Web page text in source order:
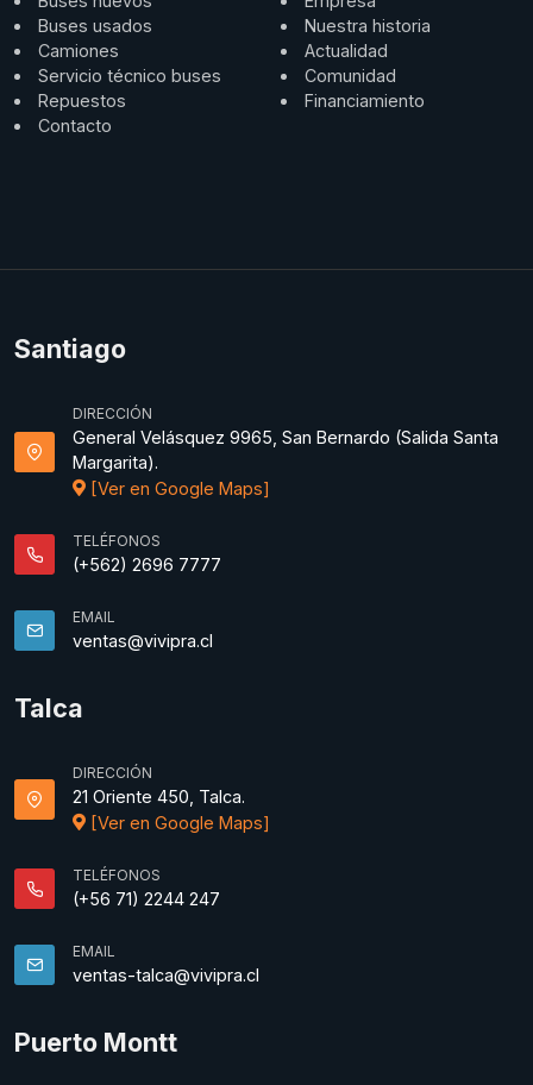
Buses usados
Camiones
Servicio técnico buses
Repuestos
Contacto
Nuestra historia
Actualidad
Comunidad
Financiamiento
Santiago
DIRECCIÓN
General Velásquez 9965, San Bernardo (Salida Santa
Margarita).
[Ver en Google Maps]
TELÉFONOS
(+562) 2696 7777
EMAIL
ventas@vivipra.cl
Talca
DIRECCIÓN
21 Oriente 450, Talca.
[Ver en Google Maps]
TELÉFONOS
(+56 71) 2244 247
EMAIL
ventas-talca@vivipra.cl
Puerto Montt